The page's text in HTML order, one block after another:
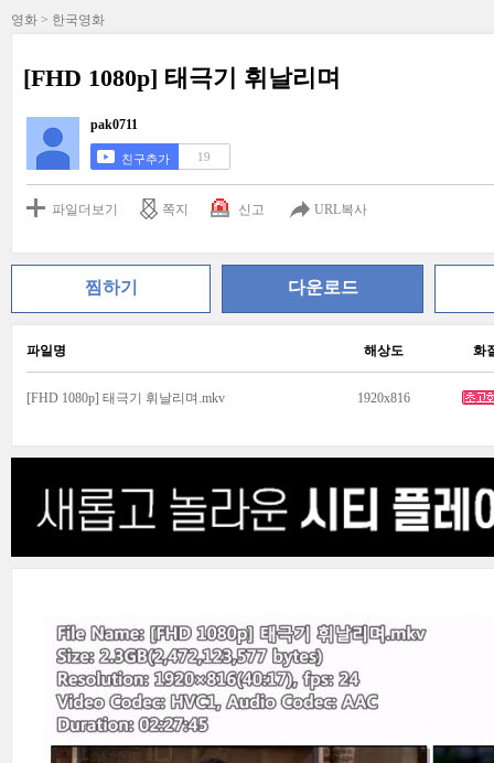
영화 > 한국영화
[FHD 1080p] 태극기 휘날리며
pak0711
친구추가 19
파일더보기 쪽지 신고 URL복사
찜하기 다운로드
파일명 해상도 화
[FHD 1080p] 태극기 휘날리며.mkv 1920x816